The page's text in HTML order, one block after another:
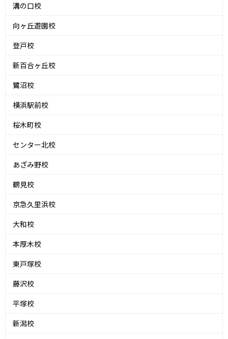
溝の口校
向ヶ丘遊園校
登戸校
新百合ヶ丘校
鷺沼校
横浜駅前校
桜木町校
センター北校
あざみ野校
鶴見校
京急久里浜校
大和校
本厚木校
東戸塚校
藤沢校
平塚校
新潟校